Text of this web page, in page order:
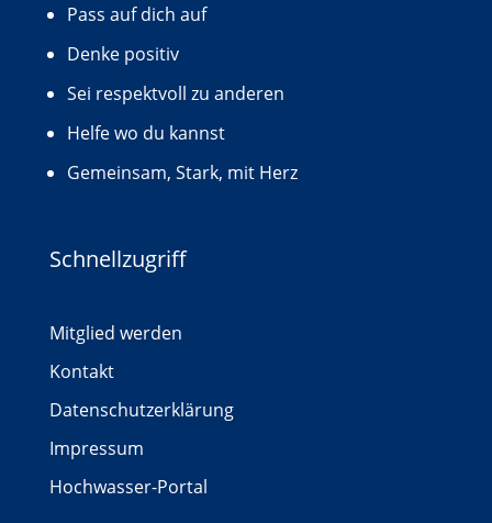
Pass auf dich auf
Denke positiv
Sei respektvoll zu anderen
Helfe wo du kannst
Gemeinsam, Stark, mit Herz
Schnellzugriff
Mitglied werden
Kontakt
Datenschutzerklärung
Impressum
Hochwasser-Portal